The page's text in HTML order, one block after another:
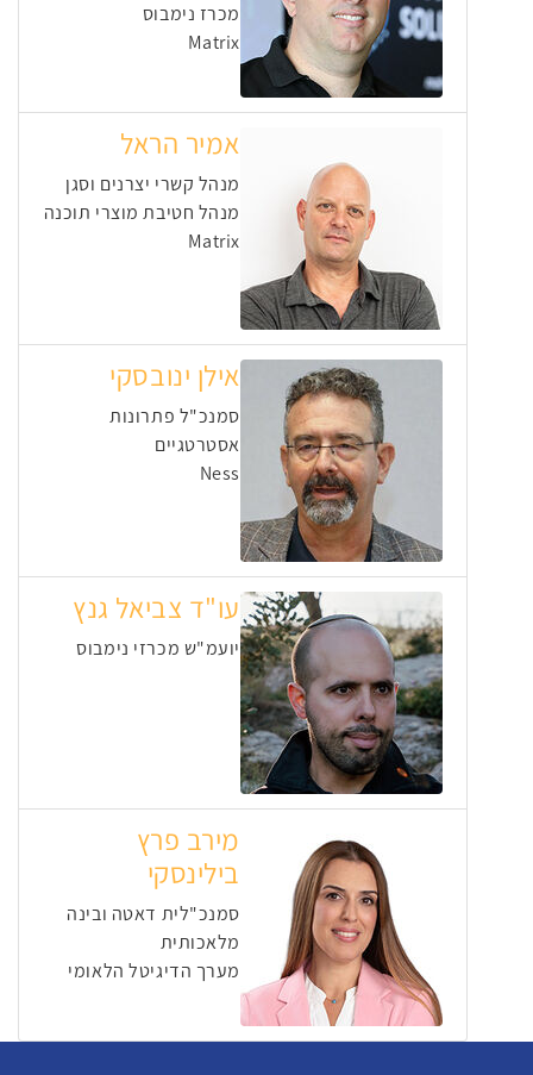
מכרז נימבוס
Matrix
אמיר הראל
מנהל קשרי יצרנים וסגן
מנהל חטיבת מוצרי תוכנה
Matrix
אילן ינובסקי
סמנכ"ל פתרונות
אסטרטגיים
Ness
עו"ד צביאל גנץ
יועמ"ש מכרזי נימבוס
מירב פרץ
בילינסקי
סמנכ"לית דאטה ובינה
מלאכותית
מערך הדיגיטל הלאומי